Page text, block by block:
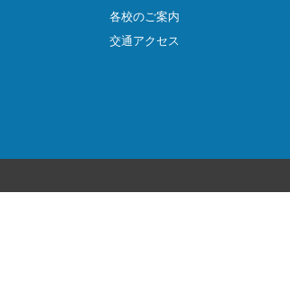
各校のご案内
交通アクセス